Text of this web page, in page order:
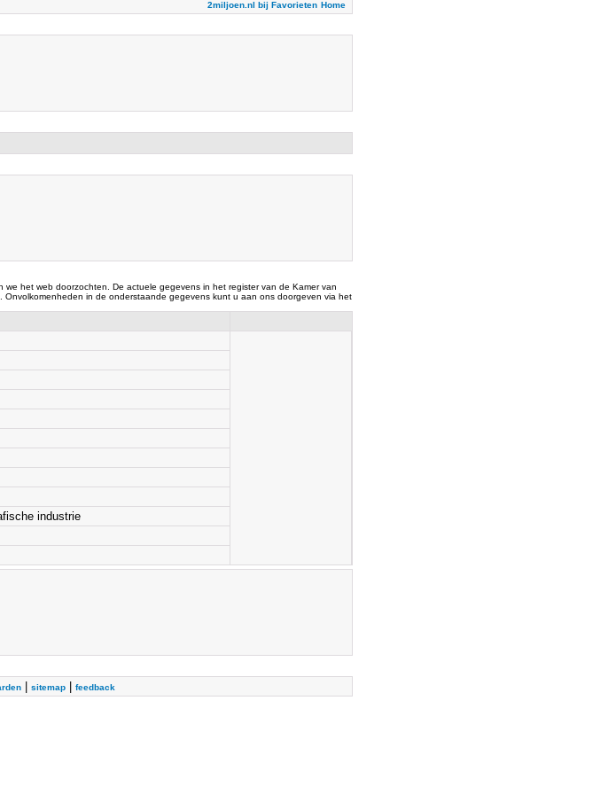
2miljoen.nl bij Favorieten Home
het web doorzochten. De actuele gegevens in het register van de Kamer van
in de onderstaande gegevens kunt u aan ons doorgeven via het
industrie
| sitemap| feedback